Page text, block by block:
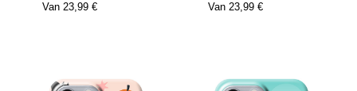
Van 23,99 €
Van 23,99 €